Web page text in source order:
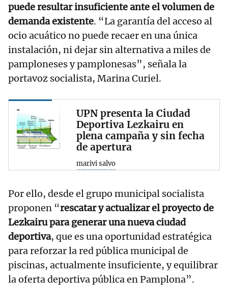
puede resultar insuficiente ante el volumen de
demanda existente. “La garantía del acceso al
ocio acuático no puede recaer en una única
instalación, ni dejar sin alternativa a miles de
pamploneses y pamplonesas”, señala la
portavoz socialista, Marina Curiel.
UPN presenta la Ciudad
Deportiva Lezkairu en
plena campaña y sin fecha
de apertura
marivi salvo
Por ello, desde el grupo municipal socialista
proponen “rescatar y actualizar el proyecto de
Lezkairu para generar una nueva ciudad
deportiva, que es una oportunidad estratégica
para reforzar la red pública municipal de
piscinas, actualmente insuficiente, y equilibrar
la oferta deportiva pública en Pamplona”.